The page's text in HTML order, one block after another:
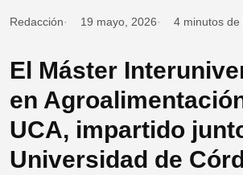
Redacción 19 mayo, 2026 4 minutos de
El Máster
en
UCA, impartido
Universidad de